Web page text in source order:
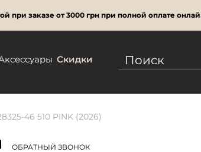
при заказе от 3000 грн при полной оплате
Скидки
46 510 PINK (2026)
ОБРАТНЫЙ ЗВОНОК